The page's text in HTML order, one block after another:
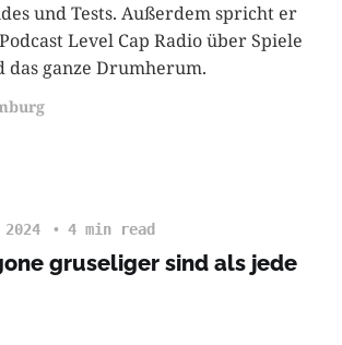
und Tests. Außerdem spricht er
Level Cap Radio über Spiele
das ganze Drumherum.
4 min read
gruseliger sind als jede